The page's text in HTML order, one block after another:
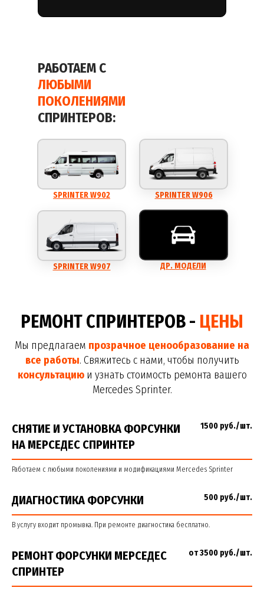
SPRINTER W906
SPRINTER W907
SPRINTER W902
ДР. МОДЕЛИ
РАБОТАЕМ С
ЛЮБЫМИ
ПОКОЛЕНИЯМИ
СПРИНТЕРОВ:
РЕМОНТ СПРИНТЕРОВ - ЦЕНЫ
Мы предлагаем прозрачное ценообразование на
все работы. Свяжитесь с нами, чтобы получить
консультациюи узнать стоимость ремонта вашего
Mercedes Sprinter.
СНЯТИЕ И УСТАНОВКА ФОРСУНКИ
НА МЕРСЕДЕС СПРИНТЕР
1500 руб./шт.
Работаем с любыми поколениями и модификациями Mercedes Sprinter
ДИАГНОСТИКА ФОРСУНКИ 500 руб./шт.
В услугу входит промывка. При ремонте диагностика бесплатно.
РЕМОНТ ФОРСУНКИ МЕРСЕДЕС
СПРИНТЕР
от 3500 руб./шт.